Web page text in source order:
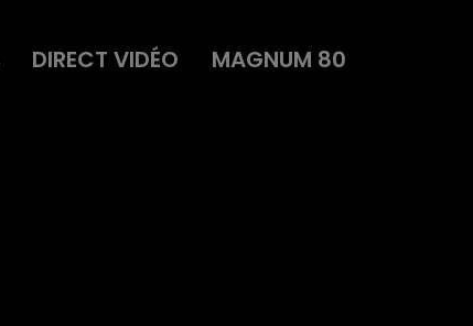
DIRECT VIDÉO
MAGNUM 80